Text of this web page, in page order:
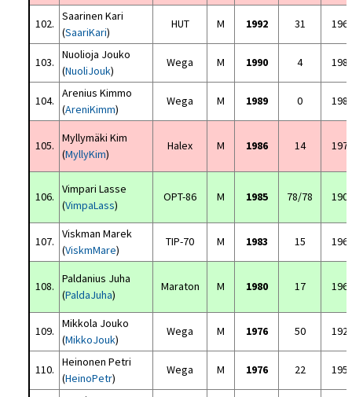
102.
Saarinen Kari
(SaariKari)
HUT M 1992 31
103.
Nuolioja Jouko
(NuoliJouk)
Wega M 1990 4
104.
Arenius Kimmo
(AreniKimm)
Wega M 1989 0
105.
Myllymäki Kim
(MyllyKim)
Halex M 1986 14
106.
Vimpari Lasse
(VimpaLass)
OPT-86 M 1985 78/78
107.
Viskman Marek
(ViskmMare)
TIP-70 M 1983 15
108.
Paldanius Juha
(PaldaJuha)
Maraton M 1980 17
109.
Mikkola Jouko
(MikkoJouk)
Wega M 1976 50
110.
Heinonen Petri
(HeinoPetr)
Wega M 1976 22